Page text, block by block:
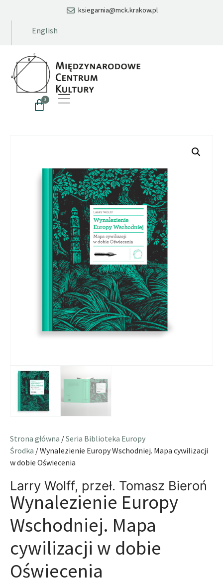
ksiegarnia@mck.krakow.pl
English
0
Strona główna /Seria Biblioteka Europy
Środka / Wynalezienie Europy Wschodniej. Mapa cywilizacji
w dobie Oświecenia
Larry Wolff, przeł. Tomasz Bieroń
Wynalezienie Europy
Wschodniej. Mapa
cywilizacji w dobie
Oświecenia